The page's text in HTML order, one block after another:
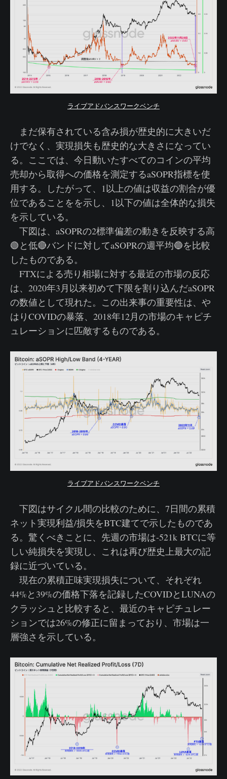
ライブアドバンスワークベンチ
まだ保有されている含み損が歴史的に大きいだ
けでなく、実現損失も歴史的な大きさになってい
る。ここでは、今日動いたすべてのコインの平均
売却から取得への価格を測定するaSOPR指標を使
用する。したがって、1以上の値は収益の割合が優
位であることをを示し、1以下の値は全体的な損失
を示している。
下図は、aSOPRの2標準偏差の動きを反映する高
🟢と低🔴バンドに対してaSOPRの週平均🔵を比較
したものである。
FTXによる売り相場に対する最近の市場の反応
は、2020年3月以来初めて下限を割り込んだaSOPR
の数値として現れた。この出来事の重要性は、や
はりCOVIDの暴落、2018年12月の市場のキャピチ
ュレーションに匹敵するものである。
ライブアドバンスワークベンチ
下図はサイクル間の比較のために、7日間の累積
ネット実現利益/損失をBTC建てで示したものであ
る。驚くべきことに、先週の市場は-521k BTCに等
しい純損失を実現し、これは再び歴史上最大の記
録に近づいている。
現在の累積正味実現損失について、それぞれ
44%と39%の価格下落を記録したCOVIDとLUNAの
クラッシュと比較すると、最近のキャピチュレー
ションでは26%の修正に留まっており、市場は一
層強さを示している。